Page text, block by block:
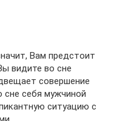
Вам предстоит
видите во сне
совершение
себя мужчиной
ситуацию с